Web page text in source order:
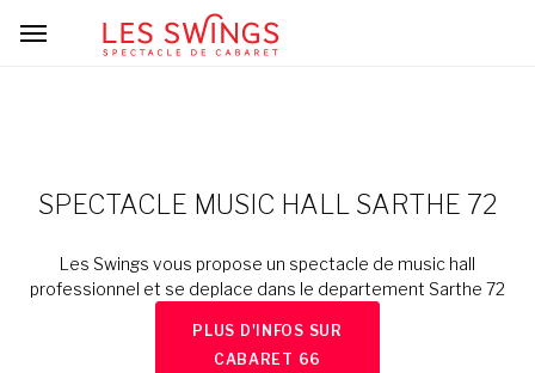
SPECTACLE MUSIC HALL SARTHE 72
Les Swings vous propose un spectacle de music hall
professionnel et se deplace dans le departement Sarthe 72
PLUS D'INFOS SUR
CABARET 66